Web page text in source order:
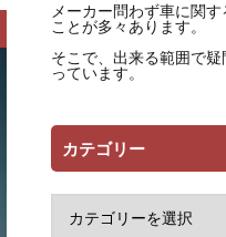
メーカー問わず車に関
ことが多々あります。
そこで、出来る範囲で
っています。
カテゴリー